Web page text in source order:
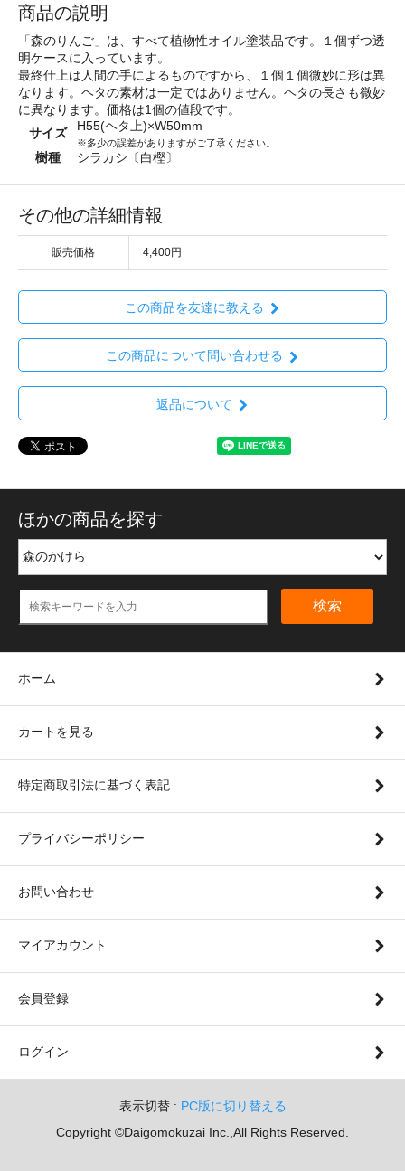
商品の説明
「森のりんご」は、すべて植物性オイル塗装品です。１個ずつ透
明ケースに入っています。
最終仕上は人間の手によるものですから、１個１個微妙に形は異
なります。ヘタの素材は一定ではありません。ヘタの長さも微妙
に異なります。価格は1個の値段です。
サイズ
H55(ヘタ上)×W50mm
※多少の誤差がありますがご了承ください。
樹種 シラカシ〔白樫〕
その他の詳細情報
販売価格 4,400円
この商品を友達に教える
この商品について問い合わせる
返品について
ほかの商品を探す
検索
ホーム
カートを見る
特定商取引法に基づく表記
プライバシーポリシー
お問い合わせ
マイアカウント
会員登録
ログイン
表示切替 : PC版に切り替える
Copyright ©Daigomokuzai Inc.,All Rights Reserved.